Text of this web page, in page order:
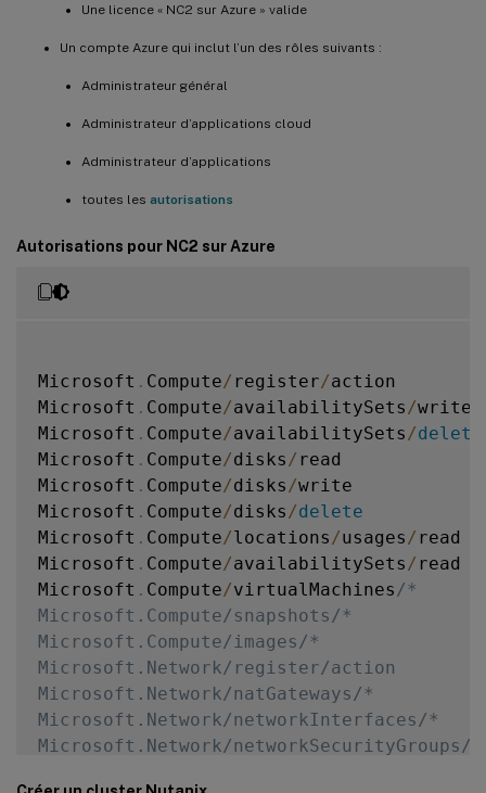
Une licence « NC2 sur Azure » valide
Un compte Azure qui inclut l’un des rôles suivants :
Administrateur général
Administrateur d’applications cloud
Administrateur d’applications
toutes les autorisations
Autorisations pour NC2 sur Azure
Microsoft . Compute/ register/action
Microsoft . Compute/availabilitySets /write
Microsoft . Compute/availabilitySets /delete
Microsoft . Compute/disks / read
Microsoft . Compute/disks /write
Microsoft . Compute/disks /delete
Microsoft . Compute/locations /usages / read
Microsoft . Compute/availabilitySets / read
Microsoft . Compute/virtualMachines /*
Microsoft.Compute/snapshots/*
Microsoft.Compute/images/*
Microsoft.Network/register/action
Microsoft.Network/natGateways/*
Microsoft.Network/networkInterfaces/*
Microsoft.Network/